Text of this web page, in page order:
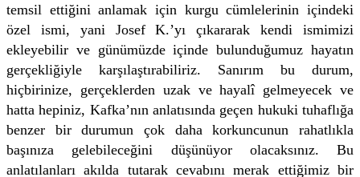
temsil ettiğini anlamak için kurgu cümlelerinin içindeki
özel ismi, yani Josef K.’yı çıkararak kendi ismimizi
ekleyebilir ve günümüzde içinde bulunduğumuz hayatın
gerçekliğiyle karşılaştırabiliriz. Sanırım bu durum,
hiçbirinize, gerçeklerden uzak ve hayalî gelmeyecek ve
hatta hepiniz, Kafka’nın anlatısında geçen hukuki tuhaflığa
benzer bir durumun çok daha korkuncunun rahatlıkla
başınıza gelebileceğini düşünüyor olacaksınız. Bu
anlatılanları akılda tutarak cevabını merak ettiğimiz bir